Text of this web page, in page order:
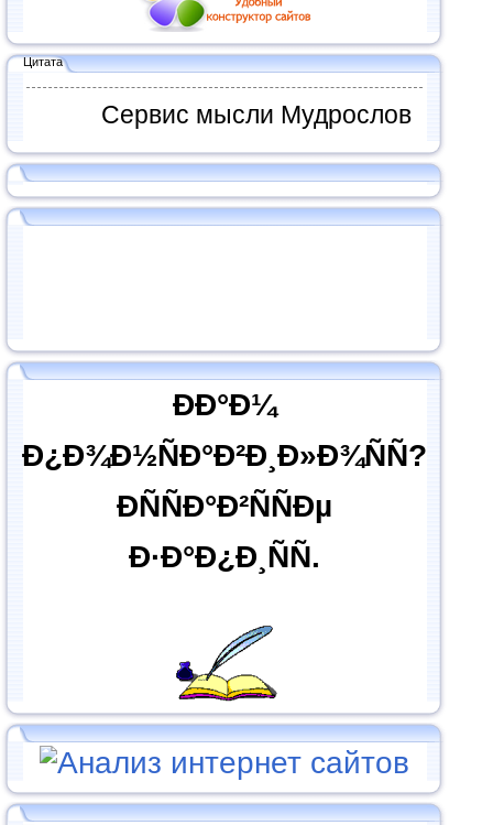
Цитата
Сервис мысли Мудрослов
ÐÐ°Ð¼
Ð¿Ð¾Ð½ÑÐ°Ð²Ð¸Ð»Ð¾ÑÑ?
ÐÑÑÐ°Ð²ÑÑÐµ
Ð·Ð°Ð¿Ð¸ÑÑ.